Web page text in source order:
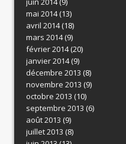
mai 2014(13)
avril 2014(18)
mars 2014(9)
février 2014(20)
janvier 2014(9)
décembre 2013 (8)
novembre 2013 (9)
octobre 2013 (10)
septembre 2013 (6)
août 2013 (9)
juillet 2013 (8)